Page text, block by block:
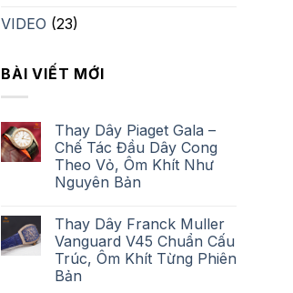
VIDEO (23)
BÀI VIẾT MỚI
Thay Dây Piaget Gala –
Chế Tác Đầu Dây Cong
Theo Vỏ, Ôm Khít Như
Nguyên Bản
Thay Dây Franck Muller
Vanguard V45 Chuẩn Cấu
Trúc, Ôm Khít Từng Phiên
Bản